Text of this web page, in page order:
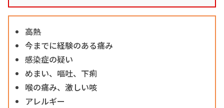
高熱
今までに経験のある痛み
感染症の疑い
めまい、嘔吐、下痢
喉の痛み、激しい咳
アレルギー